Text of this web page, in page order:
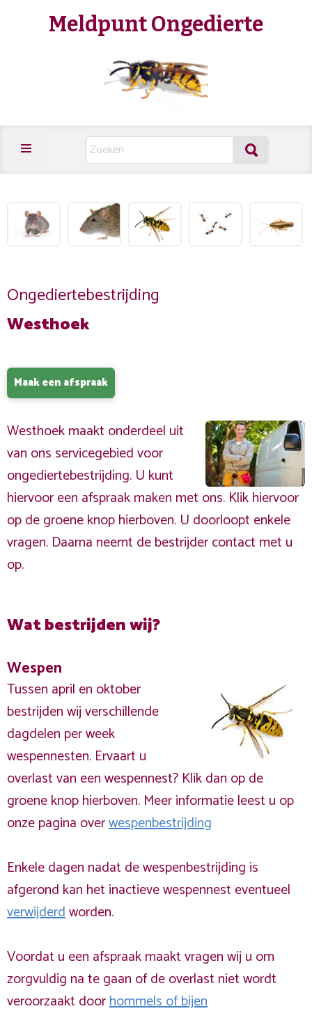
Meldpunt Ongedierte
Ongediertebestrijding
Westhoek
Maak een afspraak
Westhoek maakt onderdeel uit
van ons servicegebied voor
ongediertebestrijding. U kunt
hiervoor een afspraak maken met ons. Klik hiervoor
op de groene knop hierboven. U doorloopt enkele
vragen. Daarna neemt de bestrijder contact met u
op.
Wat bestrijden wij?
Wespen
Tussen april en oktober
bestrijden wij verschillende
dagdelen per week
wespennesten. Ervaart u
overlast van een wespennest? Klik dan op de
groene knop hierboven. Meer informatie leest u op
onze pagina overwespenbestrijding
Enkele dagen nadat de wespenbestrijding is
afgerond kan het inactieve wespennest eventueel
verwijderdworden.
Voordat u een afspraak maakt vragen wij u om
zorgvuldig na te gaan of de overlast niet wordt
veroorzaakt doorhommels of bijen